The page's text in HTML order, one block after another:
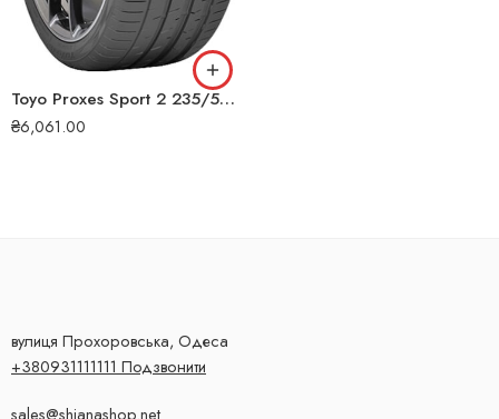
Toyo Proxes Sport 2 235/55 R19 105Y літня шина
₴6,061.00
вулиця Прохоровська, Одеса
+380931111111 Подзвонити
sales@shianashop.net